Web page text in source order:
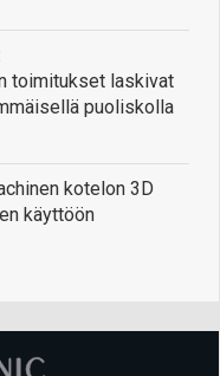
toimitukset laskivat
puoliskolla
kotelon 3D
käyttöön